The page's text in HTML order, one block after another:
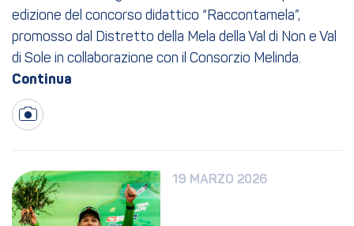
edizione del concorso didattico “Raccontamela”,
promosso dal Distretto della Mela della Val di Non e Val
di Sole in collaborazione con il Consorzio Melinda.
19 MARZO 2026